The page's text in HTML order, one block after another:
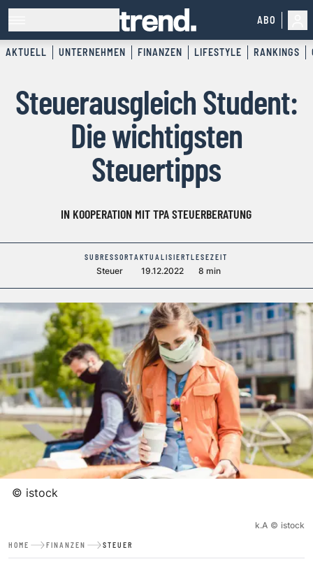
ABO
AKTUELL UNTERNEHMEN FINANZEN LIFESTYLE RANKINGS
Steuerausgleich Student:
Die wichtigsten
Steuertipps
IN KOOPERATION MIT TPA STEUERBERATUNG
SUBRESSORT
Steuer
AKTUALISIERT
19.12.2022
LESEZEIT
8 min
© istock
k.A © istock
HOME FINANZEN STEUER